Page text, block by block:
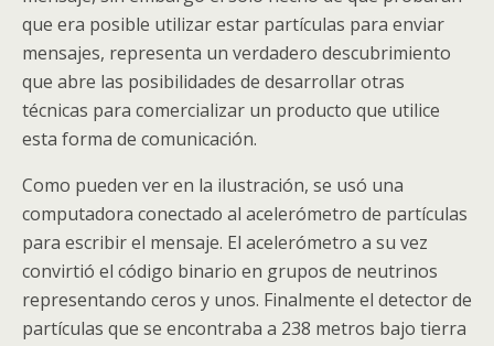
que era posible utilizar estar partículas para enviar
mensajes, representa un verdadero descubrimiento
que abre las posibilidades de desarrollar otras
técnicas para comercializar un producto que utilice
esta forma de comunicación.
Como pueden ver en la ilustración, se usó una
computadora conectado al acelerómetro de partículas
para escribir el mensaje. El acelerómetro a su vez
convirtió el código binario en grupos de neutrinos
representando ceros y unos. Finalmente el detector de
partículas que se encontraba a 238 metros bajo tierra